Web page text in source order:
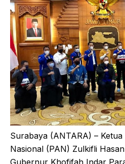
Surabaya (ANTARA) –
Nasional (PAN) Zulkifli
Gubernur Khofifah Indar